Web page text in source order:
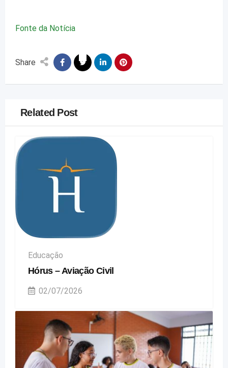
Fonte da Notícia
Share
Related Post
Educação
Hórus – Aviação Civil
02/07/2026